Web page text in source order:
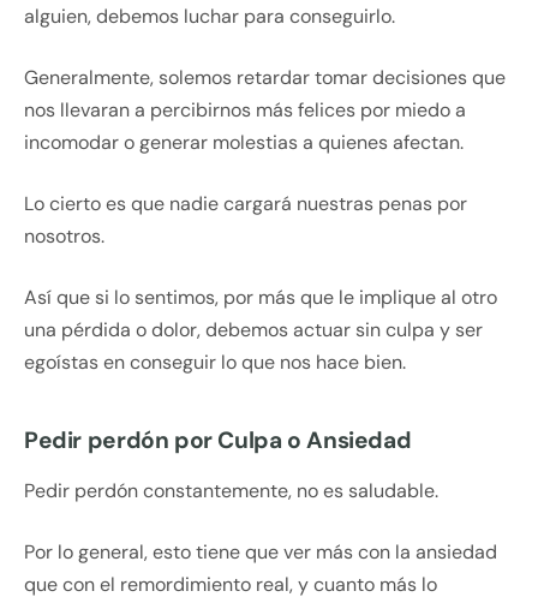
alguien, debemos luchar para conseguirlo.
Generalmente, solemos retardar tomar decisiones que
nos llevaran a percibirnos más felices por miedo a
incomodar o generar molestias a quienes afectan.
Lo cierto es que nadie cargará nuestras penas por
nosotros.
Así que si lo sentimos, por más que le implique al otro
una pérdida o dolor, debemos actuar sin culpa y ser
egoístas en conseguir lo que nos hace bien.
Pedir perdón por Culpa o Ansiedad
Pedir perdón constantemente, no es saludable.
Por lo general, esto tiene que ver más con la ansiedad
que con el remordimiento real, y cuanto más lo